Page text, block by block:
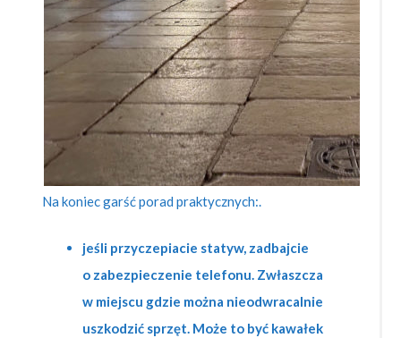
Na koniec garść porad praktycznych:.
jeśli przyczepiacie statyw, zadbajcie
o zabezpieczenie telefonu. Zwłaszcza
w miejscu gdzie można nieodwracalnie
uszkodzić sprzęt. Może to być kawałek